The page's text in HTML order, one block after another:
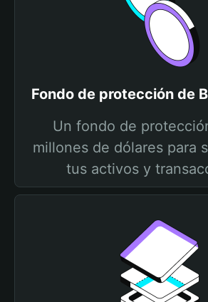
Fondo de protección de
Un fondo de
millones de dólares para
tus activos y